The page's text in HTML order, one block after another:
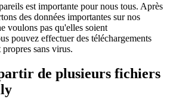
est importante pour nous tous. Après
des données importantes sur nos
voulons pas qu'elles soient
pouvez effectuer des téléchargements
sans virus.
de plusieurs fichiers